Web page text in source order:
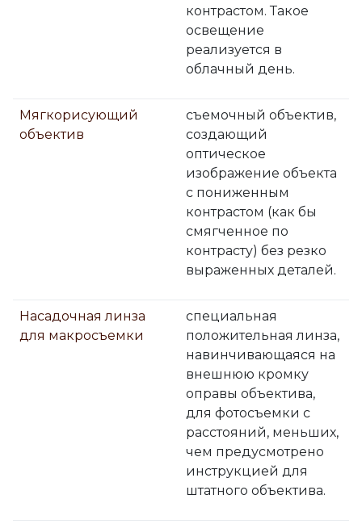
контрастом. Такое
освещение
реализуется в
облачный день.
Мягкорисующий
объектив
съемочный объектив,
создающий
оптическое
изображение объекта
с пониженным
контрастом (как бы
смягченное по
контрасту) без резко
выраженных деталей.
Насадочная линза
для макросъемки
специальная
положительная линза,
навинчивающаяся на
внешнюю кромку
оправы объектива,
для фотосъемки с
расстояний, меньших,
чем предусмотрено
инструкцией для
штатного объектива.